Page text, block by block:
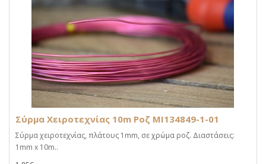
Σύρμα Χειροτεχνίας 10m Ροζ MI134849-1-01
Σύρμα χειροτεχνίας, πλάτους 1mm, σε χρώμα ροζ. Διαστάσεις:
1mm x 10m..